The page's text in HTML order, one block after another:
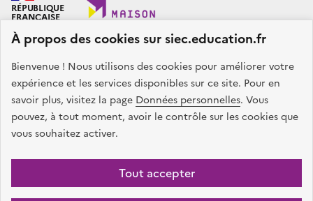
À propos des cookies sur siec.education.fr
Bienvenue ! Nous utilisons des cookies pour améliorer votre
expérience et les services disponibles sur ce site. Pour en
savoir plus, visitez la page Données personnelles. Vous
pouvez, à tout moment, avoir le contrôle sur les cookies que
vous souhaitez activer.
Tout accepter
RÉPUBLIQUE
FRANÇAISE
SIEC - Maison des examens
Académies de Créteil, Paris et Versailles
7, rue Ernest Renan
94749 ARCUEIL CEDEX
Nous contacter
facebook
x instagramlinkedin